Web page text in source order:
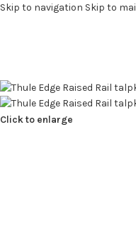
Skip to navigation Skip to
Click to enlarge